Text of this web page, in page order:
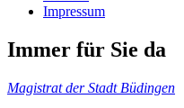
Impressum
Immer für Sie da
Magistrat der Stadt Büdingen